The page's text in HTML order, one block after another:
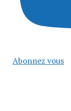
Abonnez vous